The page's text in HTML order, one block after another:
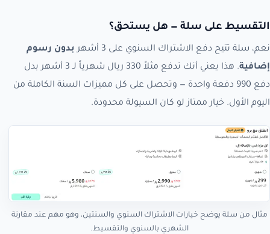
التقسيط على سلة — هل يستحق؟
نعم، سلة تتيح دفع الاشتراك السنوي على 3 أشهر
بدون رسوم
إضافية
. هذا يعني أنك تدفع مثلاً 330 ريال شهرياً لـ 3 أشهر بدل
دفع 990 دفعة واحدة — وتحصل على كل مميزات السنة الكاملة من
اليوم الأول. خيار ممتاز لو كان السيولة محدودة.
مثال من سلة يوضح خيارات الاشتراك السنوي والسنتين، وهو مهم عند مقارنة
الشهري بالسنوي والتقسيط.